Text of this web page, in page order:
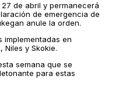
de abril y permanecerá
de emergencia de
anule la orden.
implementadas en
Niles y Skokie.
semana que se
para estas